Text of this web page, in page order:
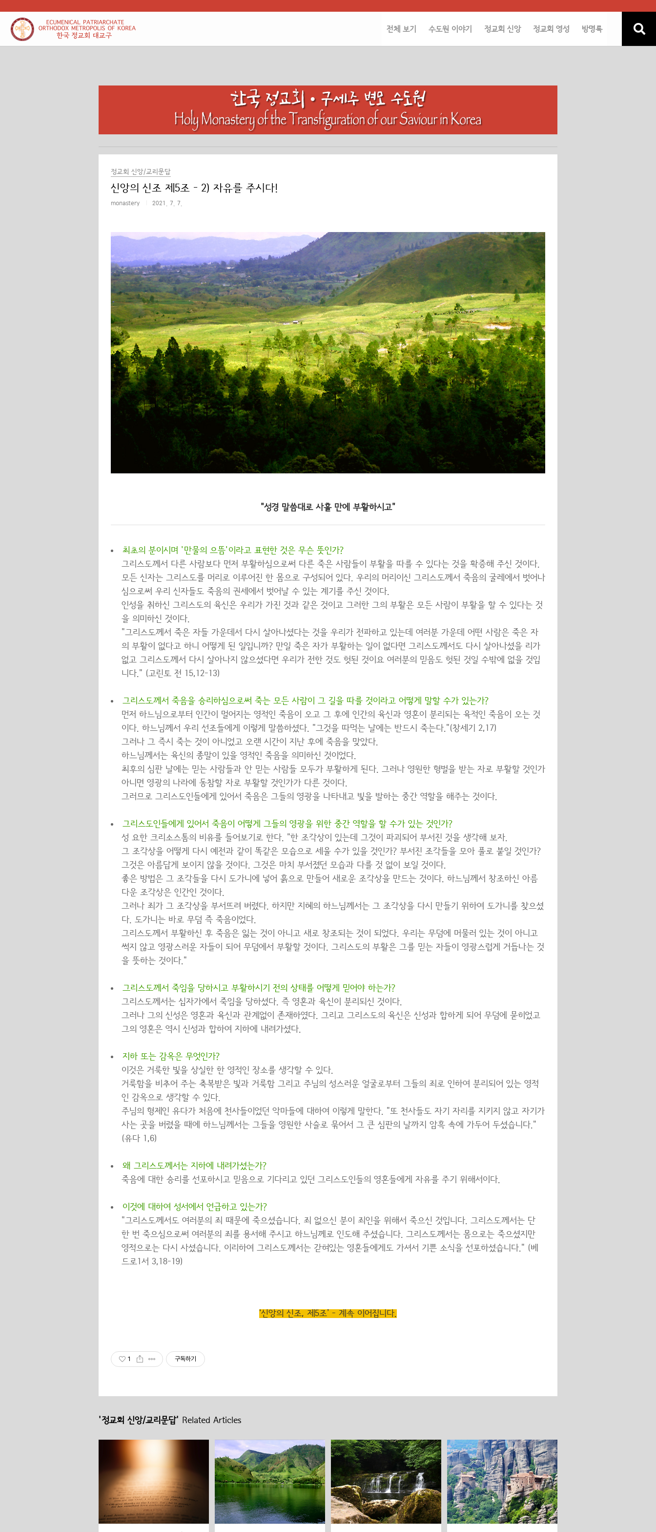
전체 보기 수도원 이야기 정교회 신앙 정교회 영성 방명록
정교회 신앙/교리문답
신앙의 신조 제5조 - 2) 자유를 주시다!
monastery 2021. 7. 7.
"성경 말씀대로 사흘 만에 부활하시고"
최초의 분이시며 '만물의 으뜸'이라고 표현한 것은 무슨 뜻인가?
그리스도께서 다른 사람보다 먼저 부활하심으로써 다른 죽은 사람들이 부활을 따를 수 있다는 것을 확증해 주신 것이다.
모든 신자는 그리스도를 머리로 이루어진 한 몸으로 구성되어 있다. 우리의 머리이신 그리스도께서 죽음의 굴레에서 벗어나
심으로써 우리 신자들도 죽음의 권세에서 벗어날 수 있는 계기를 주신 것이다.
인성을 취하신 그리스도의 육신은 우리가 가진 것과 같은 것이고 그러한 그의 부활은 모든 사람이 부활을 할 수 있다는 것
을 의미하신 것이다.
"그리스도께서 죽은 자들 가운데서 다시 살아나셨다는 것을 우리가 전파하고 있는데 여러분 가운데 어떤 사람은 죽은 자
의 부활이 없다고 하니 어떻게 된 일입니까? 만일 죽은 자가 부활하는 일이 없다면 그리스도께서도 다시 살아나셨을 리가
없고 그리스도께서 다시 살아나지 않으셨다면 우리가 전한 것도 헛된 것이요 여러분의 믿음도 헛된 것일 수밖에 없을 것입
니다." (고린토 전 15,12-13)
그리스도께서 죽음을 승리하심으로써 죽는 모든 사람이 그 길을 따를 것이라고 어떻게 말할 수가 있는가?
먼저 하느님으로부터 인간이 멀어지는 영적인 죽음이 오고 그 후에 인간의 육신과 영혼이 분리되는 육적인 죽음이 오는 것
이다. 하느님께서 우리 선조들에게 이렇게 말씀하셨다. "그것을 따먹는 날에는 반드시 죽는다."(창세기 2,17)
그러나 그 즉시 죽는 것이 아니었고 오랜 시간이 지난 후에 죽음을 맞았다.
하느님께서는 육신의 종말이 있을 영적인 죽음을 의미하신 것이었다.
최후의 심판 날에는 믿는 사람들과 안 믿는 사람들 모두가 부활하게 된다. 그러나 영원한 형벌을 받는 자로 부활할 것인가
아니면 영광의 나라에 동참할 자로 부활할 것인가가 다른 것이다.
그러므로 그리스도인들에게 있어서 죽음은 그들의 영광을 나타내고 빛을 발하는 중간 역할을 해주는 것이다.
그리스도인들에게 있어서 죽음이 어떻게 그들의 영광을 위한 중간 역할을 할 수가 있는 것인가?
성 요한 크리소스톰의 비유를 들어보기로 한다. "한 조각상이 있는데 그것이 파괴되어 부서진 것을 생각해 보자.
그 조각상을 어떻게 다시 예전과 같이 똑같은 모습으로 세울 수가 있을 것인가? 부서진 조각들을 모아 풀로 붙일 것인가?
그것은 아름답게 보이지 않을 것이다. 그것은 마치 부서졌던 모습과 다를 것 없이 보일 것이다.
좋은 방법은 그 조각들을 다시 도가니에 넣어 흙으로 만들어 새로운 조각상을 만드는 것이다. 하느님께서 창조하신 아름
다운 조각상은 인간인 것이다.
그러나 죄가 그 조각상을 부서뜨려 버렸다. 하지만 지혜의 하느님께서는 그 조각상을 다시 만들기 위하여 도가니를 찾으셨
다. 도가니는 바로 무덤 즉 죽음이었다.
그리스도께서 부활하신 후 죽음은 잃는 것이 아니고 새로 창조되는 것이 되었다. 우리는 무덤에 머물러 있는 것이 아니고
썩지 않고 영광스러운 자들이 되어 무덤에서 부활할 것이다. 그리스도의 부활은 그를 믿는 자들이 영광스럽게 거듭나는 것
을 뜻하는 것이다."
그리스도께서 죽임을 당하시고 부활하시기 전의 상태를 어떻게 믿어야 하는가?
그리스도께서는 십자가에서 죽임을 당하셨다. 즉 영혼과 육신이 분리되신 것이다.
그러나 그의 신성은 영혼과 육신과 관계없이 존재하였다. 그리고 그리스도의 육신은 신성과 합하게 되어 무덤에 묻히었고
그의 영혼은 역시 신성과 합하여 지하에 내려가셨다.
지하 또는 감옥은 무엇인가?
이것은 거룩한 빛을 상실한 한 영적인 장소를 생각할 수 있다.
거룩함을 비추어 주는 축복받은 빛과 거룩함 그리고 주님의 성스러운 얼굴로부터 그들의 죄로 인하여 분리되어 있는 영적
인 감옥으로 생각할 수 있다.
주님의 형제인 유다가 처음에 천사들이었던 악마들에 대하여 이렇게 말한다. "또 천사들도 자기 자리를 지키지 않고 자기가
사는 곳을 버렸을 때에 하느님께서는 그들을 영원한 사슬로 묶어서 그 큰 심판의 날까지 암흑 속에 가두어 두셨습니다."
(유다 1,6)
왜 그리스도께서는 지하에 내려가셨는가?
죽음에 대한 승리를 선포하시고 믿음으로 기다리고 있던 그리스도인들의 영혼들에게 자유를 주기 위해서이다.
이것에 대하여 성서에서 언급하고 있는가?
"그리스도께서도 여러분의 죄 때문에 죽으셨습니다. 죄 없으신 분이 죄인을 위해서 죽으신 것입니다. 그리스도께서는 단
한 번 죽으심으로써 여러분의 죄를 용서해 주시고 하느님께로 인도해 주셨습니다. 그리스도께서는 몸으로는 죽으셨지만
영적으로는 다시 사셨습니다. 이리하여 그리스도께서는 갇혀있는 영혼들에게도 가셔서 기쁜 소식을 선포하셨습니다." (베
드로1서 3,18-19)
‘신앙의 신조, 제5조’ - 계속 이어집니다.
1 구독하기
'정교회 신앙/교리문답' Related Articles